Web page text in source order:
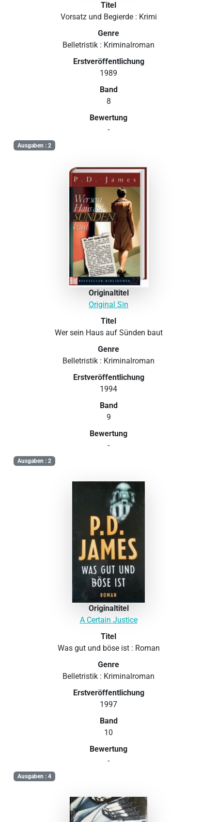
Titel
Vorsatz und Begierde : Krimi
Genre
Belletristik : Kriminalroman
Erstveröffentlichung
1989
Band
8
Bewertung
-
Ausgaben : 2
Originaltitel
Original Sin
Titel
Wer sein Haus auf Sünden baut
Genre
Belletristik : Kriminalroman
Erstveröffentlichung
1994
Band
9
Bewertung
-
Ausgaben : 2
Originaltitel
A Certain Justice
Titel
Was gut und böse ist : Roman
Genre
Belletristik : Kriminalroman
Erstveröffentlichung
1997
Band
10
Bewertung
-
Ausgaben : 4